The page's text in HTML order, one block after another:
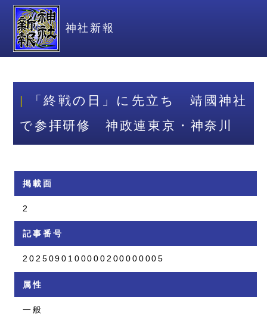
神社新報
「終戦の日」に先立ち 靖國神社
で参拝研修 神政連東京・神奈川
掲載面
2
記事番号
2025090100000200000005
属性
一般